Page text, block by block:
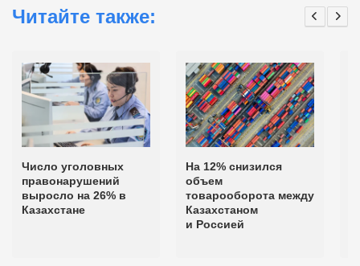
Читайте также:
Число уголовных
правонарушений
выросло на 26% в
Казахстане
На 12% снизился
объем
товарооборота между
Казахстаном
и Россией